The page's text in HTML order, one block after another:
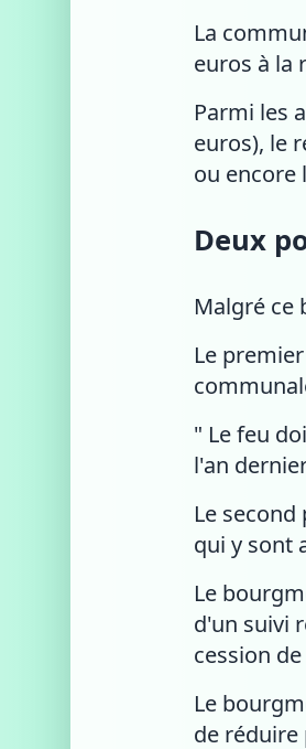
La
euros à la
Parmi les
euros), le
ou encore
Deux
Malgré ce
Le
" Le feu
l'an
Le
qui y sont
Le
d'un suivi
cession
Le
de